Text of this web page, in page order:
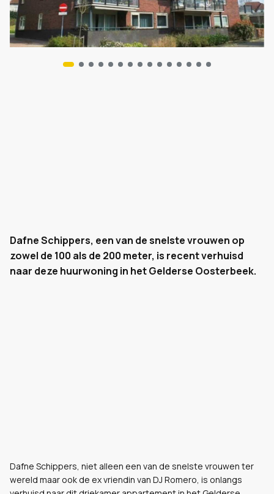
Dafne Schippers, een van de snelste vrouwen op
zowel de 100 als de 200 meter, is recent verhuisd
naar deze huurwoning in het Gelderse Oosterbeek.
Dafne Schippers, niet alleen een van de snelste vrouwen ter
wereld maar ook de ex vriendin van DJ Romero, is onlangs